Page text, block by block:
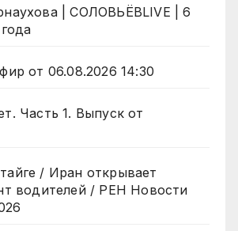
| СОЛОВЬЁВLIVE | 6
от 06.08.2026 14:30
Часть 1. Выпуск от
/ Иран открывает
водителей / РЕН Новости